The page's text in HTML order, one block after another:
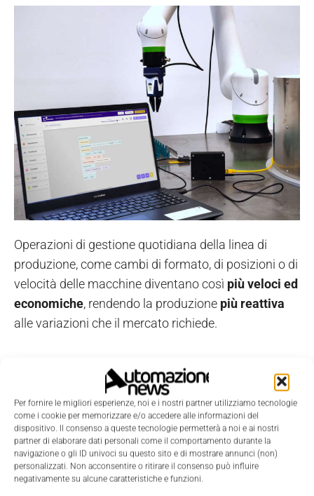
Per fornire le migliori esperienze, noi e i nostri partner utilizziamo tecnologie
come i cookie per memorizzare e/o accedere alle informazioni del
dispositivo. Il consenso a queste tecnologie permetterà a noi e ai nostri
partner di elaborare dati personali come il comportamento durante la
navigazione o gli ID univoci su questo sito e di mostrare annunci (non)
personalizzati. Non acconsentire o ritirare il consenso può influire
negativamente su alcune caratteristiche e funzioni.
Operazioni di gestione quotidiana della linea di
produzione, come cambi di formato, di posizioni o di
velocità delle macchine diventano così più veloci ed
economiche, rendendo la produzione più reattiva
alle variazioni che il mercato richiede.
Quali sono le vostre sfide per il
prossimo anno?
La principale sfida per il prossimo anno è creare una
prima base di clienti. Questo significa, per noi,
individuare i primi early adopters e adattare modello